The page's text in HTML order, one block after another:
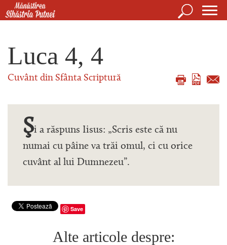
Mergi la conţinutul principal
Căutare
Luca 4, 4
Cuvânt din Sfânta Scriptură
Şi a răspuns Iisus: „Scris este că nu
numai cu pâine va trăi omul, ci cu orice
cuvânt al lui Dumnezeu”.
Save
Alte articole despre: